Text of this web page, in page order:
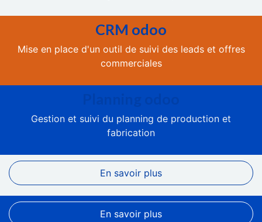
CRM odoo
Mise en place d'un outil de suivi des leads et offres
commerciales
Gestion et suivi du planning de production et
fabrication
En savoir plus
En savoir plus